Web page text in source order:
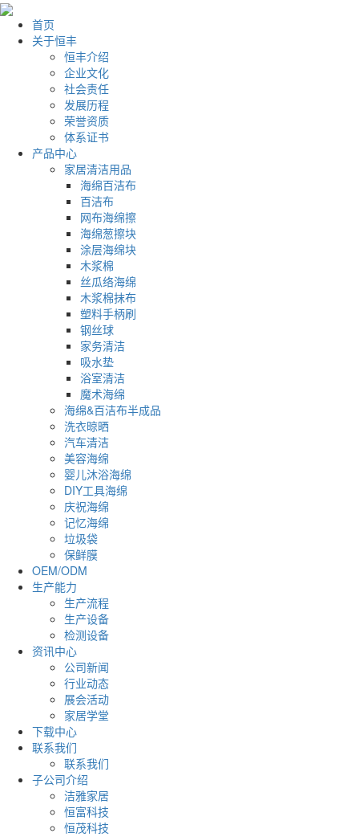
首页
关于恒丰
恒丰介绍
企业文化
社会责任
发展历程
荣誉资质
体系证书
产品中心
家居清洁用品
海绵百洁布
百洁布
网布海绵擦
海绵葱擦块
涂层海绵块
木浆棉
丝瓜络海绵
木浆棉抹布
塑料手柄刷
钢丝球
家务清洁
吸水垫
浴室清洁
魔术海绵
海绵&百洁布半成品
洗衣晾晒
汽车清洁
美容海绵
婴儿沐浴海绵
DIY工具海绵
庆祝海绵
记忆海绵
垃圾袋
保鲜膜
OEM/ODM
生产能力
生产流程
生产设备
检测设备
资讯中心
公司新闻
行业动态
展会活动
家居学堂
下载中心
联系我们
联系我们
子公司介绍
洁雅家居
恒富科技
恒茂科技